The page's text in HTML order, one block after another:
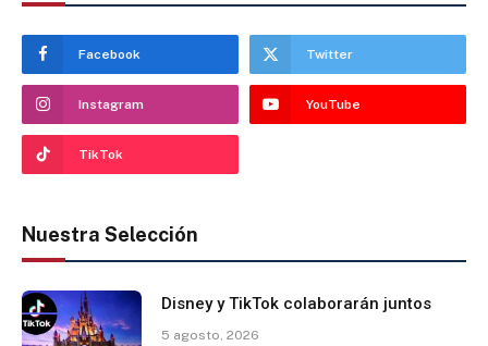
Facebook Twitter
Instagram YouTube
TikTok
Nuestra Selección
Disney y TikTok colaborarán juntos
5 agosto, 2026